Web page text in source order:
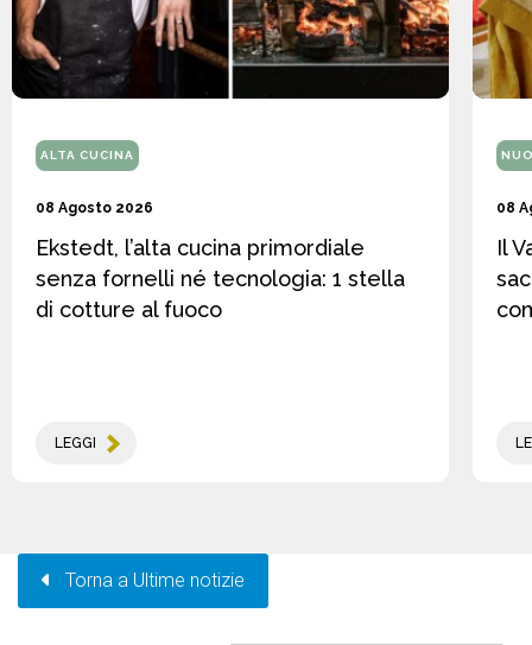
ALTA CUCINA
08 Agosto 2026
Ekstedt, l’alta cucina primordiale
senza fornelli né tecnologia: 1 stella
di cotture al fuoco
LEGGI
08
Il
Torna a Ultime notizie